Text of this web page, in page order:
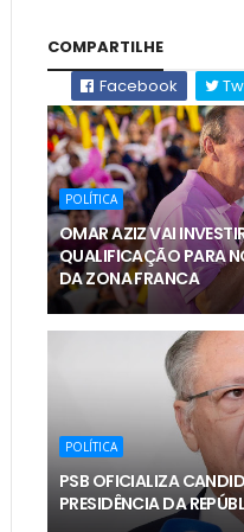
COMPARTILHE
Facebook
POLÍTICA
OMAR AZIZ VAI
QUALIFICAÇÃO PARA
DA ZONA FRANCA
POLÍTICA
PSB OFICIALIZA
PRESIDÊNCIA DA